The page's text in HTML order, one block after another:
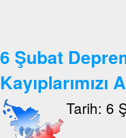
6 Şubat
Kayıplarımızı
Tarih: 6